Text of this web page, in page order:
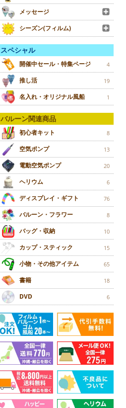
メッセージ
シーズン(フィルム)
スペシャル
開催中セール・特集ページ 4
推し活 19
名入れ・オリジナル風船 1
バルーン関連商品
初心者キット 8
空気ポンプ 13
電動空気ポンプ 20
ヘリウム 6
ディスプレイ・ギフト 76
バルーン・フラワー 8
バッグ・収納 10
カップ・スティック 15
小物・その他アイテム 65
書籍 18
DVD 6